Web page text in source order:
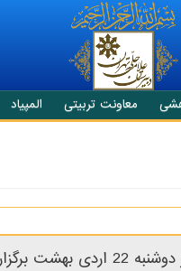
معاونت تربیتی المپیاد
برگزار گردید